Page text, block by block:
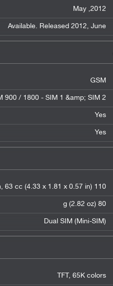
2012, May
Available. Released 2012, June
GSM
900 / 1800 - SIM 1 &amp; SIM 2
Yes
Yes
110 x 46 x 14.5 mm, 63 cc (4.33 x 1.81 x 0.57 in)
80 g (2.82 oz)
Dual SIM (Mini-SIM)
TFT, 65K colors